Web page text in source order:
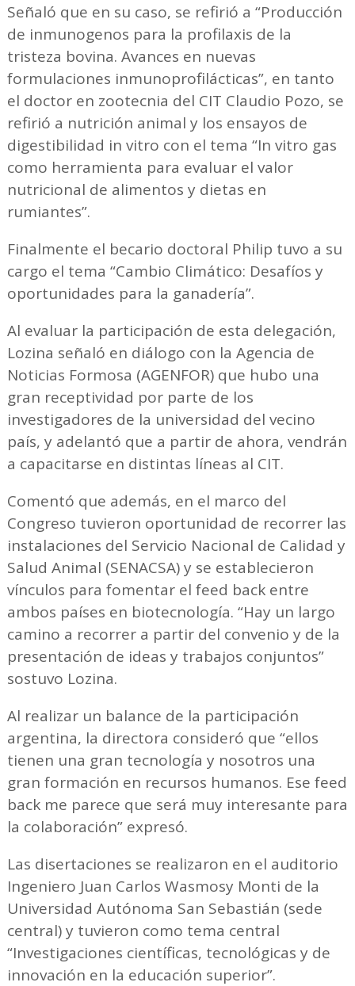
Señaló que en su caso, se refirió a “Producción
de inmunogenos para la profilaxis de la
tristeza bovina. Avances en nuevas
formulaciones inmunoprofilácticas”, en tanto
el doctor en zootecnia del CIT Claudio Pozo, se
refirió a nutrición animal y los ensayos de
digestibilidad in vitro con el tema “In vitro gas
como herramienta para evaluar el valor
nutricional de alimentos y dietas en
rumiantes”.
Finalmente el becario doctoral Philip tuvo a su
cargo el tema “Cambio Climático: Desafíos y
oportunidades para la ganadería”.
Al evaluar la participación de esta delegación,
Lozina señaló en diálogo con la Agencia de
Noticias Formosa (AGENFOR) que hubo una
gran receptividad por parte de los
investigadores de la universidad del vecino
país, y adelantó que a partir de ahora, vendrán
a capacitarse en distintas líneas al CIT.
Comentó que además, en el marco del
Congreso tuvieron oportunidad de recorrer las
instalaciones del Servicio Nacional de Calidad y
Salud Animal (SENACSA) y se establecieron
vínculos para fomentar el feed back entre
ambos países en biotecnología. “Hay un largo
camino a recorrer a partir del convenio y de la
presentación de ideas y trabajos conjuntos”
sostuvo Lozina.
Al realizar un balance de la participación
argentina, la directora consideró que “ellos
tienen una gran tecnología y nosotros una
gran formación en recursos humanos. Ese feed
back me parece que será muy interesante para
la colaboración” expresó.
Las disertaciones se realizaron en el auditorio
Ingeniero Juan Carlos Wasmosy Monti de la
Universidad Autónoma San Sebastián (sede
central) y tuvieron como tema central
“Investigaciones científicas, tecnológicas y de
innovación en la educación superior”.